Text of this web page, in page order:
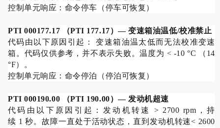
控制单元响应：命令停车（停车可恢复）
PTI 000177.17 （PTI 177.17）—变速箱油温低/校准禁止
代码由以下原因引起： 变速箱油温太低而无法校准变速
箱。代码仅供参考，并不表示失败。温度为 < -10 °C （ 14
°F）。
控制单元响应：命令停泊（停泊可恢复）
PTI 000190.00 （PTI 190.00）—发动机超速
代码由以下原因引起：发动机转速
> 2700 rpm ，持
续 1秒。故障一直处于活动状态，直到发动机转速< 2600